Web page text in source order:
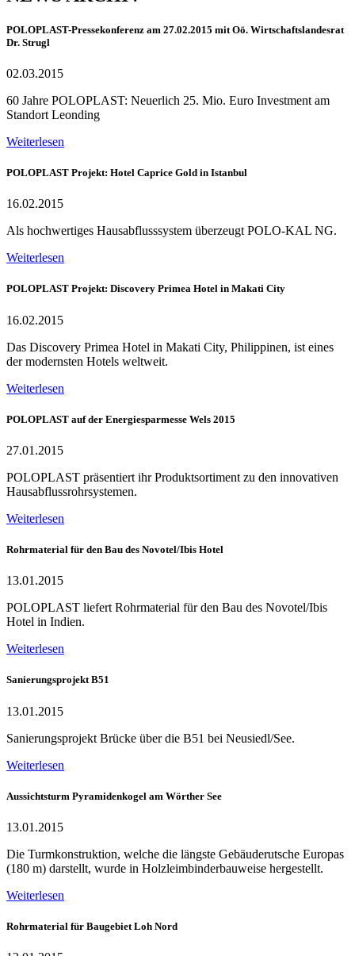
POLOPLAST-Pressekonferenz am 27.02.2015 mit Oö. Wirtschaftslandesrat
Dr. Strugl
02.03.2015
60 Jahre POLOPLAST: Neuerlich 25. Mio. Euro Investment am
Standort Leonding
Weiterlesen
POLOPLAST Projekt: Hotel Caprice Gold in Istanbul
16.02.2015
Als hochwertiges Hausabflusssystem überzeugt POLO-KAL NG.
Weiterlesen
POLOPLAST Projekt: Discovery Primea Hotel in Makati City
16.02.2015
Das Discovery Primea Hotel in Makati City, Philippinen, ist eines
der modernsten Hotels weltweit.
Weiterlesen
POLOPLAST auf der Energiesparmesse Wels 2015
27.01.2015
POLOPLAST präsentiert ihr Produktsortiment zu den innovativen
Hausabflussrohrsystemen.
Weiterlesen
Rohrmaterial für den Bau des Novotel/Ibis Hotel
13.01.2015
POLOPLAST liefert Rohrmaterial für den Bau des Novotel/Ibis
Hotel in Indien.
Weiterlesen
Sanierungsprojekt B51
13.01.2015
Sanierungsprojekt Brücke über die B51 bei Neusiedl/See.
Weiterlesen
Aussichtsturm Pyramidenkogel am Wörther See
13.01.2015
Die Turmkonstruktion, welche die längste Gebäuderutsche Europas
(180 m) darstellt, wurde in Holzleimbinderbauweise hergestellt.
Weiterlesen
Rohrmaterial für Baugebiet Loh Nord